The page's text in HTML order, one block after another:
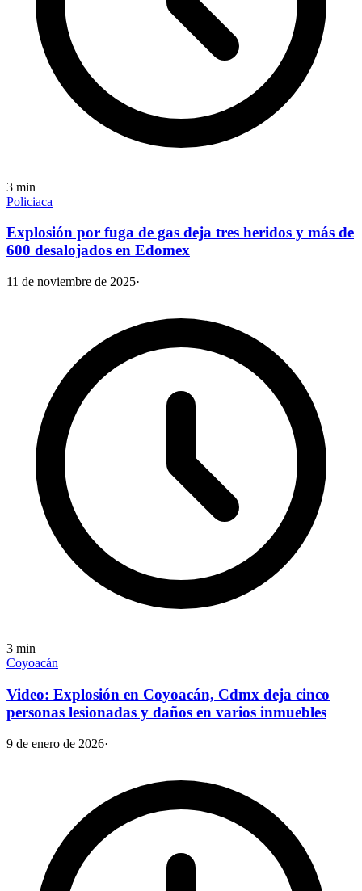
3 min
Policiaca
Explosión por fuga de gas deja tres heridos y más de
600 desalojados en Edomex
11 de noviembre de 2025·
3 min
Coyoacán
Video: Explosión en Coyoacán, Cdmx deja cinco
personas lesionadas y daños en varios inmuebles
9 de enero de 2026·